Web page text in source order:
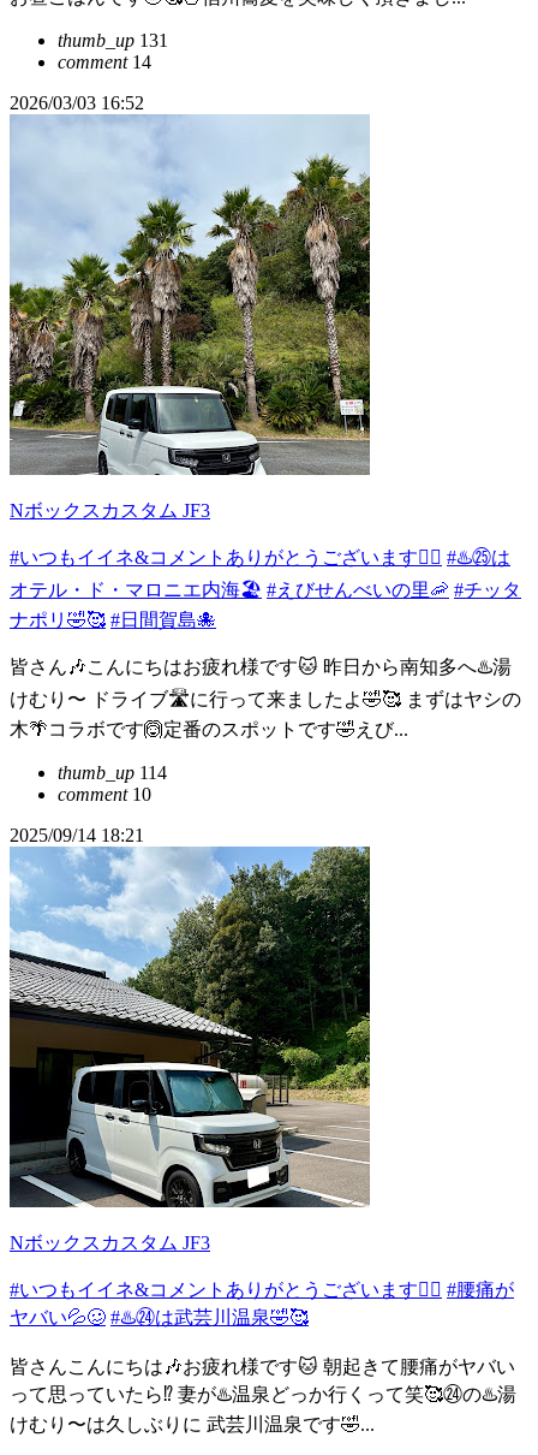
thumb_up 131
comment14
2026/03/03 16:52
Nボックスカスタム JF3
#いつもイイネ&コメントありがとうございます🙇‍♂️ #♨️㉕は
オテル・ド・マロニエ内海🏖️ #えびせんべいの里🦐 #チッタ
ナポリ🤣🥰 #日間賀島🐙
皆さん🎶こんにちはお疲れ様です🐱 昨日から南知多へ♨️湯
けむり〜 ドライブ🛣️に行って来ましたよ🤣🥰 まずはヤシの
木🌴コラボです🙆定番のスポットです🤣えび...
thumb_up 114
comment10
2025/09/14 18:21
Nボックスカスタム JF3
#いつもイイネ&コメントありがとうございます🙇‍♂️ #腰痛が
ヤバい💦🥴 #♨️㉔は武芸川温泉🤣🥰
皆さんこんにちは🎶お疲れ様です🐱 朝起きて腰痛がヤバい
って思っていたら⁉️ 妻が♨️温泉どっか行くって笑🥰㉔の♨️湯
けむり〜は久しぶりに 武芸川温泉です🤣...